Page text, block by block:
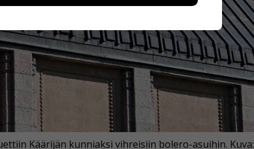
Käärijän kunniaksi vihreisiin bolero-asuihin. Kuva:
tietoja voi yhdistää yksittäiseen